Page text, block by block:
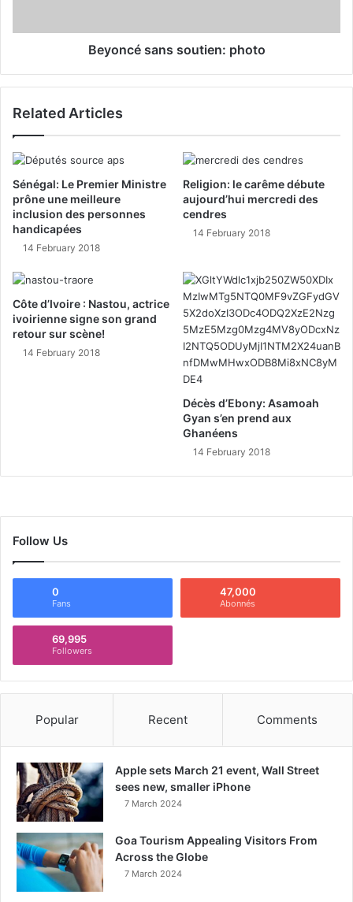
Beyoncé sans soutien: photo
Related Articles
Sénégal: Le Premier Ministre
prône une meilleure
inclusion des personnes
handicapées
14 February 2018
Religion: le carême débute
aujourd’hui mercredi des
cendres
14 February 2018
Côte d’Ivoire : Nastou, actrice
ivoirienne signe son grand
retour sur scène!
14 February 2018
Décès d’Ebony: Asamoah
Gyan s’en prend aux
Ghanéens
14 February 2018
Follow Us
0
Fans
47,000
Abonnés
69,995
Followers
Popular Recent Comments
Apple sets March 21 event, Wall Street
sees new, smaller iPhone
7 March 2024
Goa Tourism Appealing Visitors From
Across the Globe
7 March 2024